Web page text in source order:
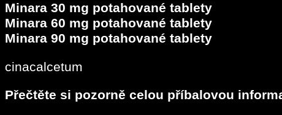
Minara 30 mg potahované tablety
Minara 60 mg potahované tablety
Minara 90 mg potahované tablety
cinacalcetum
Přečtěte si pozorně celou příbalovou